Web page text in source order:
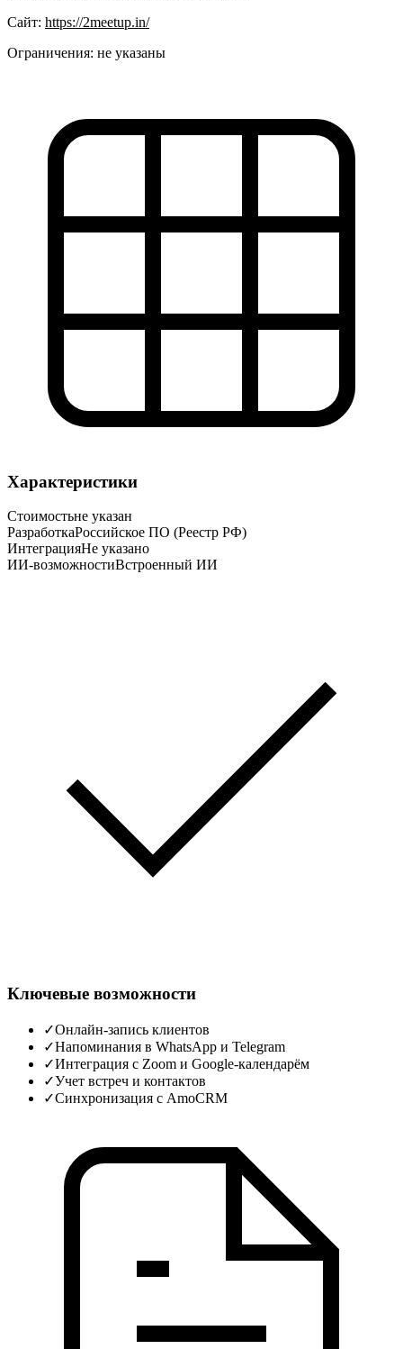
Сайт: https://2meetup.in/
Ограничения: не указаны
Характеристики
Стоимостьне указан
РазработкаРоссийское ПО (Реестр РФ)
ИнтеграцияНе указано
ИИ-возможностиВстроенный ИИ
Ключевые возможности
✓Онлайн‑запись клиентов
✓Напоминания в WhatsApp и Telegram
✓Интеграция с Zoom и Google‑календарём
✓Учет встреч и контактов
✓Синхронизация с AmoCRM